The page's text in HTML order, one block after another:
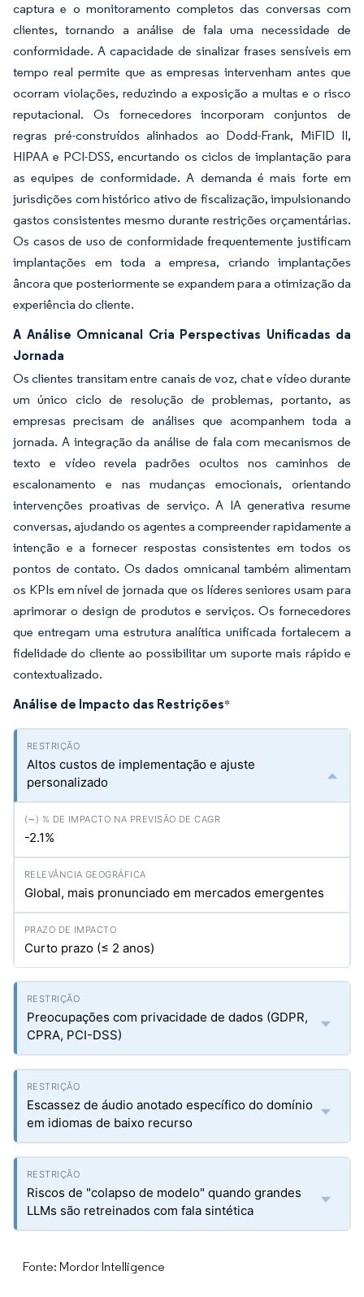
captura e o monitoramento completos das conversas com
clientes, tornando a análise de fala uma necessidade de
conformidade. A capacidade de sinalizar frases sensíveis em
tempo real permite que as empresas intervenham antes que
ocorram violações, reduzindo a exposição a multas e o risco
reputacional. Os fornecedores incorporam conjuntos de
regras pré-construídos alinhados ao Dodd-Frank, MiFID II,
HIPAA e PCI-DSS, encurtando os ciclos de implantação para
as equipes de conformidade. A demanda é mais forte em
jurisdições com histórico ativo de fiscalização, impulsionando
gastos consistentes mesmo durante restrições orçamentárias.
Os casos de uso de conformidade frequentemente justificam
implantações em toda a empresa, criando implantações
âncora que posteriormente se expandem para a otimização da
experiência do cliente.
A Análise Omnicanal Cria Perspectivas Unificadas da
Jornada
Os clientes transitam entre canais de voz, chat e vídeo durante
um único ciclo de resolução de problemas, portanto, as
empresas precisam de análises que acompanhem toda a
jornada. A integração da análise de fala com mecanismos de
texto e vídeo revela padrões ocultos nos caminhos de
escalonamento e nas mudanças emocionais, orientando
intervenções proativas de serviço. A IA generativa resume
conversas, ajudando os agentes a compreender rapidamente a
intenção e a fornecer respostas consistentes em todos os
pontos de contato. Os dados omnicanal também alimentam
os KPIs em nível de jornada que os líderes seniores usam para
aprimorar o design de produtos e serviços. Os fornecedores
que entregam uma estrutura analítica unificada fortalecem a
fidelidade do cliente ao possibilitar um suporte mais rápido e
contextualizado.
Análise de Impacto das Restrições*
Altos custos de implementação e ajuste
personalizado
-2.1%
Global, mais pronunciado em mercados emergentes
Curto prazo (≤ 2 anos)
Preocupações com privacidade de dados (GDPR,
CPRA, PCI-DSS)
Escassez de áudio anotado específico do domínio
em idiomas de baixo recurso
Riscos de "colapso de modelo" quando grandes
LLMs são retreinados com fala sintética
Fonte: Mordor Intelligence